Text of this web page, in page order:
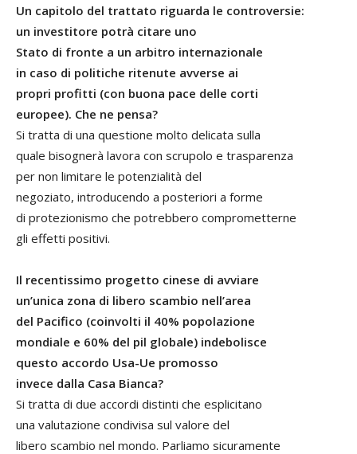
Un capitolo del trattato riguarda le controversie:
un investitore potrà citare uno
Stato di fronte a un arbitro internazionale
in caso di politiche ritenute avverse ai
propri profitti (con buona pace delle corti
europee). Che ne pensa?
Si tratta di una questione molto delicata sulla
quale bisognerà lavora con scrupolo e trasparenza
per non limitare le potenzialità del
negoziato, introducendo a posteriori a forme
di protezionismo che potrebbero comprometterne
gli effetti positivi.
Il recentissimo progetto cinese di avviare
un’unica zona di libero scambio nell’area
del Pacifico (coinvolti il 40% popolazione
mondiale e 60% del pil globale) indebolisce
questo accordo Usa-Ue promosso
invece dalla Casa Bianca?
Si tratta di due accordi distinti che esplicitano
una valutazione condivisa sul valore del
libero scambio nel mondo. Parliamo sicuramente